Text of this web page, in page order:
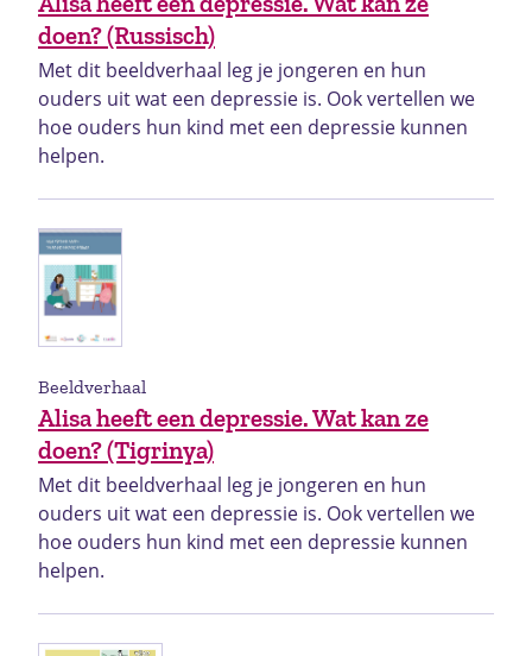
doen? (Russisch)
Met dit beeldverhaal leg je jongeren en hun
ouders uit wat een depressie is. Ook vertellen we
hoe ouders hun kind met een depressie kunnen
helpen.
Alisa heeft een depressie. Wat kan ze
doen? (Tigrinya)
Beeldverhaal
Met dit beeldverhaal leg je jongeren en hun
ouders uit wat een depressie is. Ook vertellen we
hoe ouders hun kind met een depressie kunnen
helpen.